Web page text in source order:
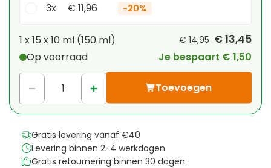
3x € 11,96 -20%
Je persoonlijke korting
1x € 0,00 - %
1 x15 x 10 ml (150 ml)
Op voorraad
€ 14,95 € 13,45
Je bespaart € 1,50
Toevoegen
Gratis levering vanaf €40
Levering binnen 2-4 werkdagen
Gratis retournering binnen 30 dagen